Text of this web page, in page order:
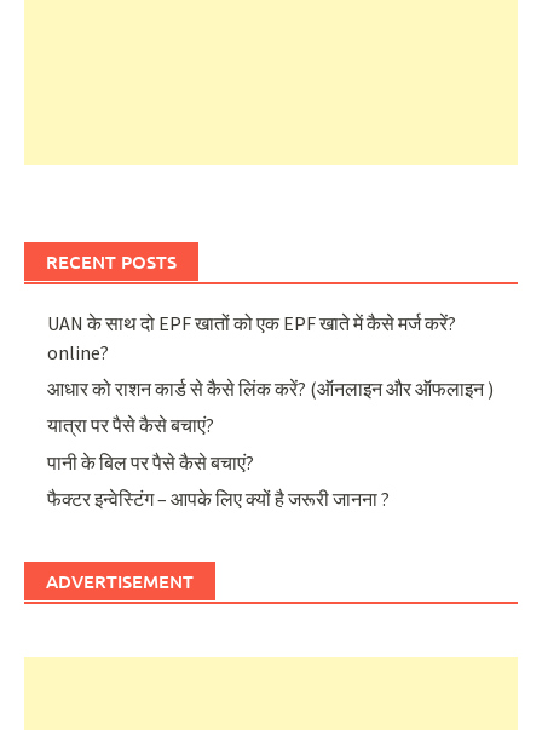
RECENT POSTS
UAN के साथ दो EPF खातों को एक EPF खाते में कैसे मर्ज करें?
online?
आधार को राशन कार्ड से कैसे लिंक करें? (ऑनलाइन और ऑफलाइन )
यात्रा पर पैसे कैसे बचाएं?
पानी के बिल पर पैसे कैसे बचाएं?
फैक्टर इन्वेस्टिंग – आपके लिए क्यों है जरूरी जानना ?
ADVERTISEMENT